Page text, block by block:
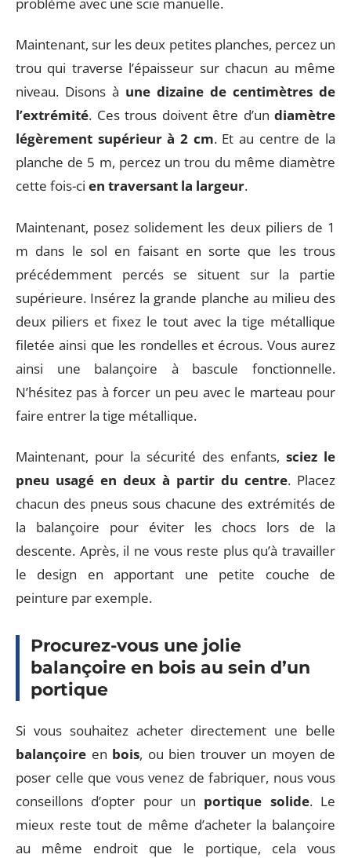
Maintenant, sur les deux petites planches, percez un
trou qui traverse l’épaisseur sur chacun au même
niveau. Disons à une dizaine de centimètres de
l’extrémité. Ces trous doivent être d’un diamètre
légèrement supérieur à 2 cm. Et au centre de la
planche de 5 m, percez un trou du même diamètre
cette fois-ci en traversant la largeur.
Maintenant, posez solidement les deux piliers de 1
m dans le sol en faisant en sorte que les trous
précédemment percés se situent sur la partie
supérieure. Insérez la grande planche au milieu des
deux piliers et fixez le tout avec la tige métallique
filetée ainsi que les rondelles et écrous. Vous aurez
ainsi une balançoire à bascule fonctionnelle.
N’hésitez pas à forcer un peu avec le marteau pour
faire entrer la tige métallique.
Maintenant, pour la sécurité des enfants, sciez le
pneu usagé en deux à partir du centre. Placez
chacun des pneus sous chacune des extrémités de
la balançoire pour éviter les chocs lors de la
descente. Après, il ne vous reste plus qu’à travailler
le design en apportant une petite couche de
peinture par exemple.
Procurez-vous une jolie
balançoire en bois au sein d’un
portique
Si vous souhaitez acheter directement une belle
balançoire en bois, ou bien trouver un moyen de
poser celle que vous venez de fabriquer, nous vous
conseillons d’opter pour un portique solide. Le
mieux reste tout de même d’acheter la balançoire
au même endroit que le portique, cela vous